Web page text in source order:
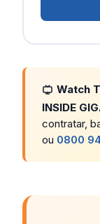
Watch
INSIDE
contratar,
ou 0800